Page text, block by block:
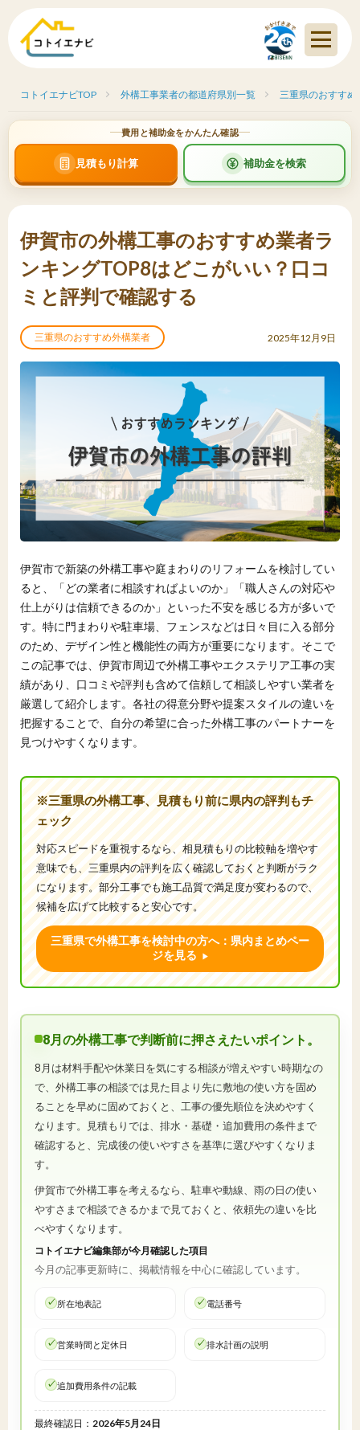
コトイエナビTOP 外構工事業者の都道府県別一覧 三重県のおすす
費用と補助金をかんたん確認
見積もり計算 補助金を検索
伊賀市の外構工事のおすすめ業者ラ
ンキングTOP8はどこがいい？口コ
ミと評判で確認する
三重県のおすすめ外構業者 2025年12月9日
伊賀市で新築の外構工事や庭まわりのリフォームを検討してい
ると、「どの業者に相談すればよいのか」「職人さんの対応や
仕上がりは信頼できるのか」といった不安を感じる方が多いで
す。特に門まわりや駐車場、フェンスなどは日々目に入る部分
のため、デザイン性と機能性の両方が重要になります。そこで
この記事では、伊賀市周辺で外構工事やエクステリア工事の実
績があり、口コミや評判も含めて信頼して相談しやすい業者を
厳選して紹介します。各社の得意分野や提案スタイルの違いを
把握することで、自分の希望に合った外構工事のパートナーを
見つけやすくなります。
※三重県の外構工事、見積もり前に県内の評判もチ
ェック
対応スピードを重視するなら、相見積もりの比較軸を増やす
意味でも、三重県内の評判を広く確認しておくと判断がラク
になります。部分工事でも施工品質で満足度が変わるので、
候補を広げて比較すると安心です。
三重県で外構工事を検討中の方へ：県内まとめペー
ジを見る
8月の外構工事で判断前に押さえたいポイント。
8月は材料手配や休業日を気にする相談が増えやすい時期なの
で、外構工事の相談では見た目より先に敷地の使い方を固め
ることを早めに固めておくと、工事の優先順位を決めやすく
なります。見積もりでは、排水・基礎・追加費用の条件まで
確認すると、完成後の使いやすさを基準に選びやすくなりま
す。
伊賀市で外構工事を考えるなら、駐車や動線、雨の日の使い
やすさまで相談できるかまで見ておくと、依頼先の違いを比
べやすくなります。
コトイエナビ編集部が今月確認した項目
今月の記事更新時に、掲載情報を中心に確認しています。
所在地表記 電話番号
営業時間と定休日 排水計画の説明
追加費用条件の記載
最終確認日： 2026年5月24日